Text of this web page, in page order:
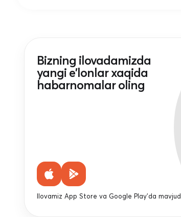
Bizning ilovadamizda
yangi e'lonlar xaqida
habarnomalar oling
Ilovamiz App Store va Google Play'da mavjud